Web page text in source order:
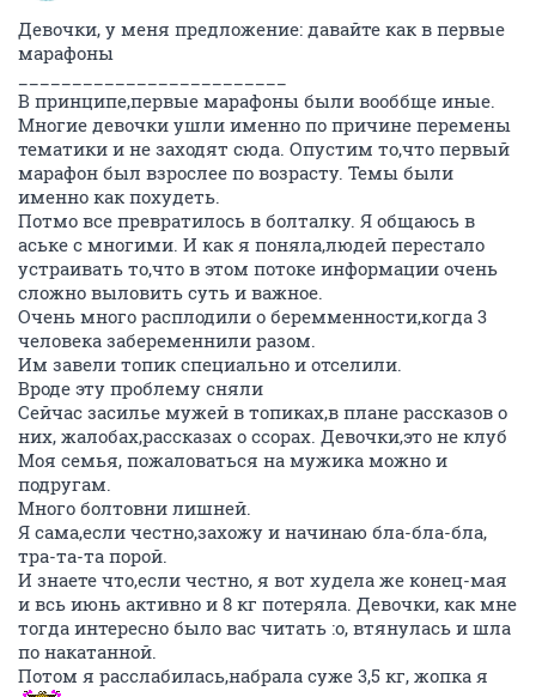
Девочки, у меня предложение: давайте как в первые
марафоны
В принципе,первые марафоны были вооббще иные.
Многие девочки ушли именно по причине перемены
тематики и не заходят сюда. Опустим то,что первый
марафон был взрослее по возрасту. Темы были
именно как похудеть.
Потмо все превратилось в болталку. Я общаюсь в
аське с многими. И как я поняла,людей перестало
устраивать то,что в этом потоке информации очень
сложно выловить суть и важное.
Очень много расплодили о беремменности,когда 3
человека забеременнили разом.
Им завели топик специально и отселили.
Вроде эту проблему сняли
Сейчас засилье мужей в топиках,в плане рассказов о
них, жалобах,рассказах о ссорах. Девочки,это не клуб
Моя семья, пожаловаться на мужика можно и
подругам.
Много болтовни лишней.
Я сама,если честно,захожу и начинаю бла-бла-бла,
тра-та-та порой.
И знаете что,если честно, я вот худела же конец-мая
и всь июнь активно и 8 кг потеряла. Девочки, как мне
тогда интересно было вас читать :o, втянулась и шла
по накатанной.
Потом я расслабилась,набрала суже 3,5 кг, жопка я